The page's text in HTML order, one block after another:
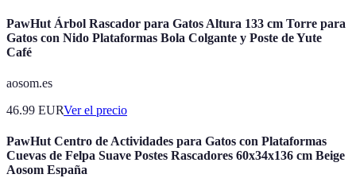
PawHut Árbol Rascador para Gatos Altura 133 cm Torre para
Gatos con Nido Plataformas Bola Colgante y Poste de Yute
Café
aosom.es
46.99 EURVer el precio
PawHut Centro de Actividades para Gatos con Plataformas
Cuevas de Felpa Suave Postes Rascadores 60x34x136 cm Beige
Aosom España